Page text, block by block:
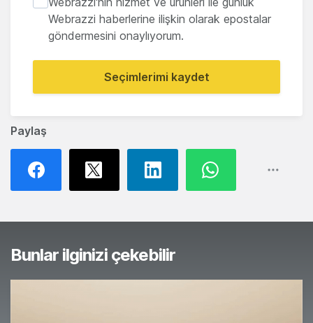
Paylaş
Webrazzi haberlerine ilişkin olarak epostalar
göndermesini onaylıyorum.
Seçimlerimi kaydet
Bunlar ilginizi çekebilir